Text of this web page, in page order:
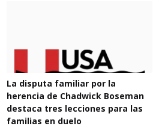
La disputa familiar por la
herencia de Chadwick Boseman
destaca tres lecciones para las
familias en duelo